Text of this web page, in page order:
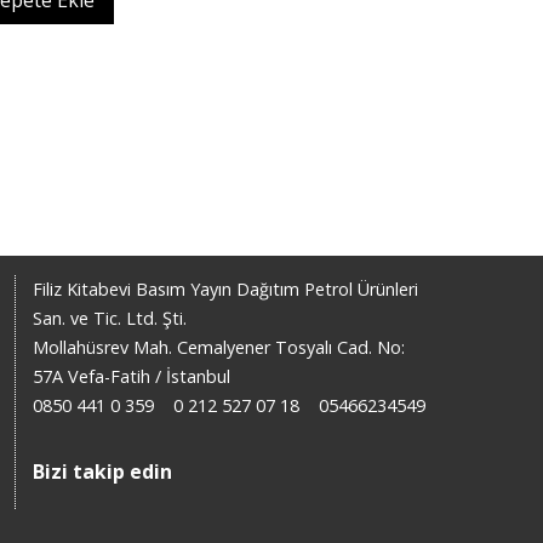
Filiz Kitabevi Basım Yayın Dağıtım Petrol Ürünleri
San. ve Tic. Ltd. Şti.
Mollahüsrev Mah. Cemalyener Tosyalı Cad. No:
57A Vefa-Fatih / İstanbul
0850 441 0 359
0 212 527 07 18 05466234549
Bizi takip edin